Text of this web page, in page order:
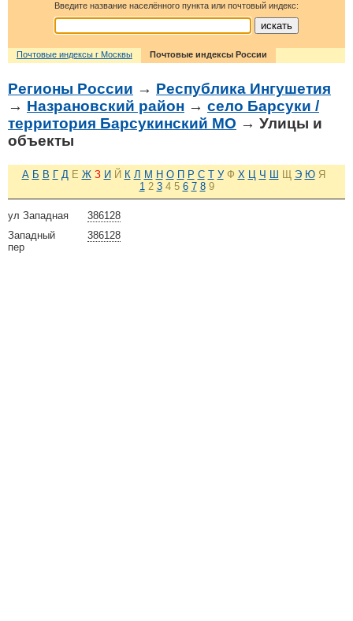
Введите название населённого пункта или почтовый индекс:
Почтовые индексы г Москвы Почтовые индексы России
Регионы России → Республика Ингушетия
→ Назрановский район → село Барсуки /
территория Барсукинский МО → Улицы и
объекты
А Б В Г Д Е Ж З И Й К Л М Н О П Р С Т У Ф Х Ц Ч Ш Щ Э Ю Я
1 2 3 4 5 6 7 8 9
386128
ул Западная
386128
Западный
пер